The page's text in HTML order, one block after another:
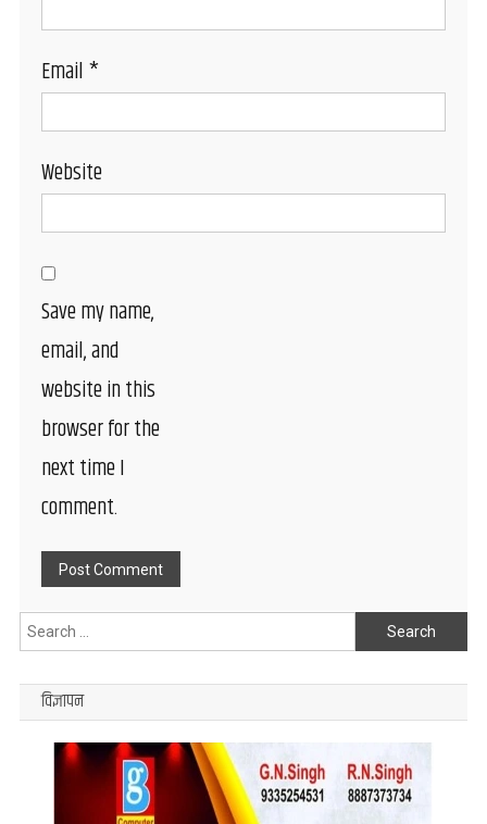
Email*
Website
Save my name,
email, and
website in this
browser for the
next time I
comment.
Search
for:
विज्ञापन